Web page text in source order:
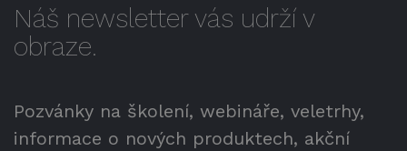
Náš newsletter vás udrží v
obraze.
Pozvánky na školení, webináře, veletrhy,
informace o nových produktech, akční